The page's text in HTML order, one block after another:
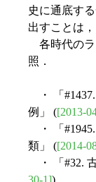
史に通底す
出すことは
各時代のラ
照．
・ 「
例」 ([2013-
・ 「
類」 ([2014-
・ 「#32.
30-1])